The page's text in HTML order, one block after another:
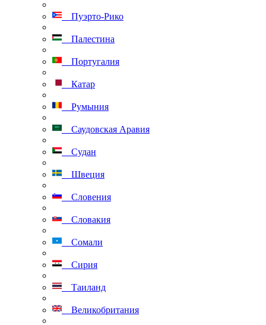
Пуэрто-Рико
Палестина
Португалия
Катар
Румыния
Саудовская Аравия
Судан
Швеция
Словения
Словакия
Сомали
Сирия
Таиланд
Великобритания